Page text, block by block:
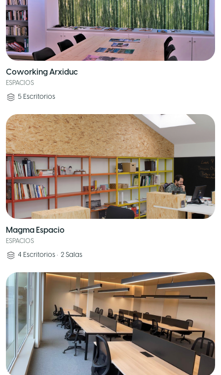
Coworking Arxiduc
ESPACIOS
5 Escritorios
Magma Espacio
ESPACIOS
4 Escritorios • 2 Salas